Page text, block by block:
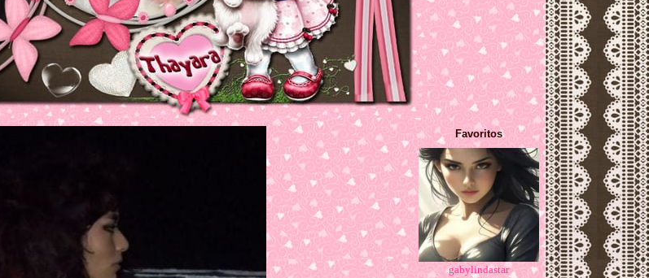
Favoritos
gabylindastar